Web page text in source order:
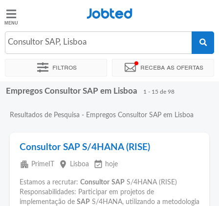
Jobted
Empregos
Salários
Jobted
Consultor SAP, Lisboa
Filtros Receba as ofertas
Ordenar por Localidade exata Empresa Agência de
Empregos Consultor SAP em Lisboa 1 - 15 de 98
Resultados de Pesquisa - Empregos Consultor SAP em Lisboa
Consultor SAP S/4HANA (RISE)
apartment PrimeIT place Lisboa event_available hoje
Estamos a recrutar: Consultor SAP S/4HANA (RISE)
Responsabilidades: Participar em projetos de
implementação de SAP S/4HANA, utilizando a metodologia